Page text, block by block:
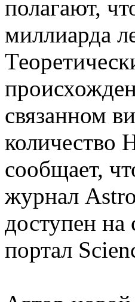
полагают,
миллиарда
связанном
количество
сообщает,
журнал
доступен на
портал